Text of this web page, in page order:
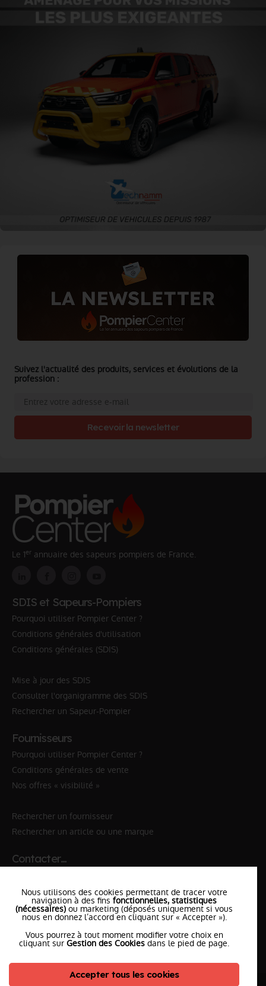
Suivez l'actualité des produits, services et évolutions de la
profession :
Recevoir la newsletter
Le 1er annuaire des sapeurs pompiers de France.
SDIS et Sapeurs-Pompiers
Pourquoi utiliser Pompier Center ?
Conditions générales d'utilisation
Conditions générales (SDIS)
Mise à jour des SDIS
Consulter l'organigramme des SDIS
Rechercher un Sapeur-Pompier
Fournisseurs
Pourquoi utiliser Pompier Center ?
Conditions générales de vente
Nos offres « visibilité »
Rechercher un fournisseur
Rechercher un article ou une marque
Contacter…
✆ 18№National Sapeurs-Pompiers
le SDISle plus proche
l'équipePompierCenter
Nous utilisons des cookies permettant de tracer votre
navigation à des fins fonctionnelles, statistiques
(nécessaires) ou marketing (déposés uniquement si vous
nous en donnez l’accord en cliquant sur « Accepter »).
Vous pourrez à tout moment modifier votre choix en
cliquant sur Gestion des Cookies dans le pied de page.
Accepter tous les cookies